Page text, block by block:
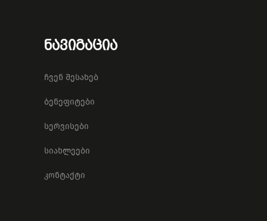
ნავიგაცია
ჩვენ შესახებ
ბენეფიტები
სერვისები
სიახლეები
კონტაქტი